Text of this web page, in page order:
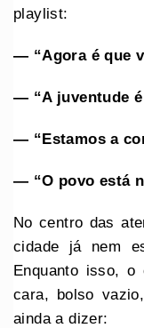
playlist:
— “Agora é que
— “A juventude
— “Estamos a
— “O povo está
No centro das
cidade já nem
Enquanto isso,
cara, bolso
ainda a dizer: